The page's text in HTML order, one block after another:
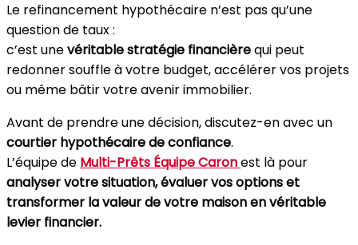
Le refinancement hypothécaire n’est pas qu’une
question de taux :
c’est unevéritable stratégie financièrequi peut
redonner souffle à votre budget, accélérer vos projets
ou même bâtir votre avenir immobilier.
Avant de prendre une décision, discutez-en avec un
courtier hypothécaire de confiance.
L’équipe de Multi-Prêts Équipe Caronest là pour
analyser votre situation, évaluer vos options et
transformer la valeur de votre maison en véritable
levier financier.